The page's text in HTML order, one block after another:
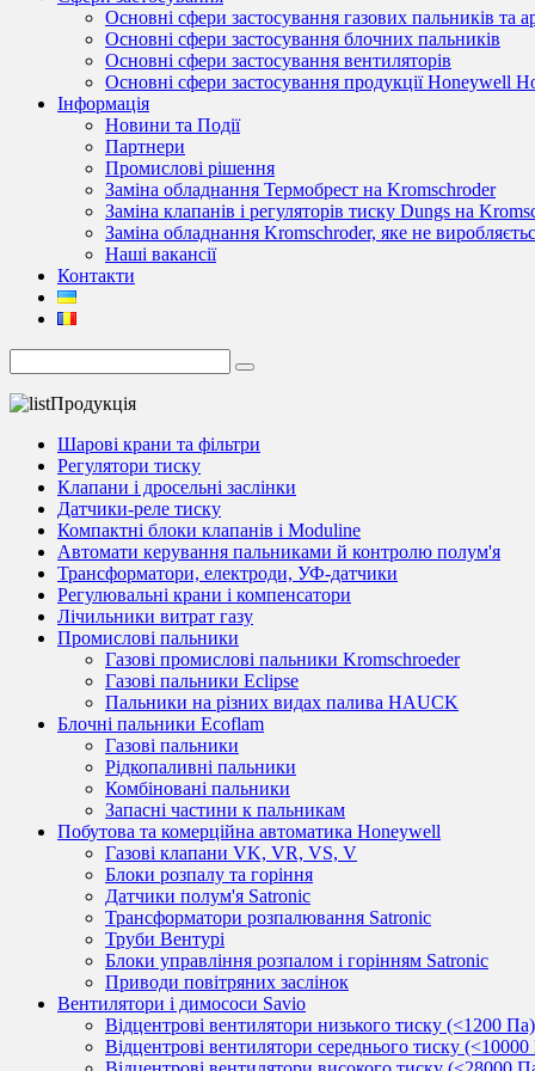
Основні сфери застосування газових пальників та
Основні сфери застосування блочних пальників
Основні сфери застосування вентиляторів
Основні сфери застосування продукції Honeywell
Інформація
Новини та Події
Партнери
Промислові рішення
Заміна обладнання Термобрест на Kromschroder
Заміна клапанів і регуляторів тиску Dungs на
Заміна обладнання Kromschroder, яке не
Наші вакансії
Контакти
Продукція
Шарові крани та фільтри
Регулятори тиску
Клапани і дросельні заслінки
Датчики-реле тиску
Компактні блоки клапанів і Moduline
Автомати керування пальниками й контролю полум'я
Трансформатори, електроди, УФ-датчики
Регулювальні крани і компенсатори
Лічильники витрат газу
Промислові пальники
Газові промислові пальники Kromschroeder
Газові пальники Eclipse
Пальники на різних видах палива HAUCK
Блочні пальники Ecoflam
Газові пальники
Рідкопаливні пальники
Комбіновані пальники
Запасні частини к пальникам
Побутова та комерційна автоматика Honeywell
Газові клапани VK, VR, VS, V
Блоки розпалу та горіння
Датчики полум'я Satronic
Трансформатори розпалювання Satronic
Труби Вентурі
Блоки управління розпалом і горінням Satronic
Приводи повітряних заслінок
Вентилятори і димососи Savio
Відцентрові вентилятори низького тиску (<1200 Па)
Відцентрові вентилятори середнього тиску